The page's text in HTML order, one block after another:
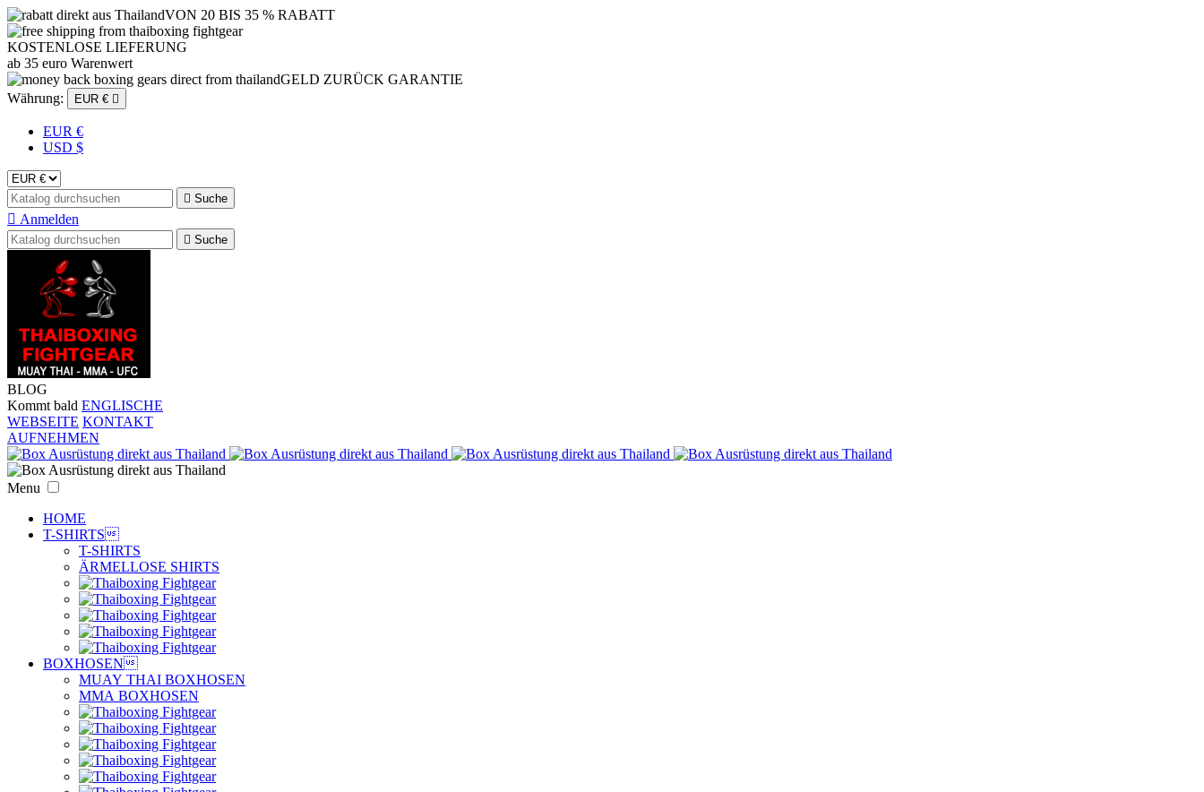
VON 20 BIS 35 % RABATT
KOSTENLOSE LIEFERUNG
ab 35 euro Warenwert
GELD ZURÜCK GARANTIE
Währung:
EUR € 
EUR €
USD $
 Suche
 Anmelden
 Suche
BLOG
Kommt bald ENGLISCHE
WEBSEITE KONTAKT
AUFNEHMEN
Menu
HOME
T-SHIRTS
T-SHIRTS
ÄRMELLOSE SHIRTS
BOXHOSEN
MUAY THAI BOXHOSEN
MMA BOXHOSEN